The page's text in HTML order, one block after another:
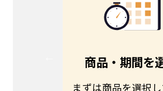
商品・期間を
まずは商品を選択し